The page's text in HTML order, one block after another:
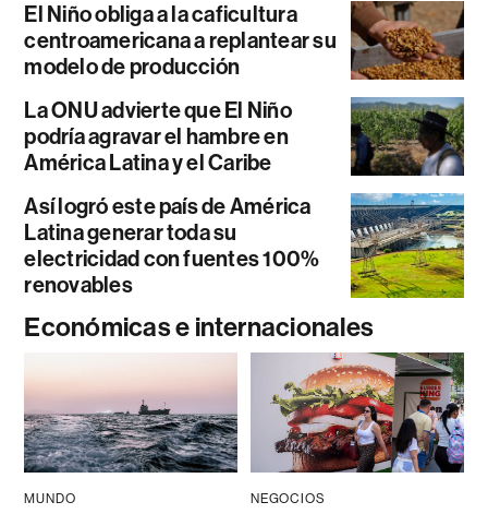
El Niño obliga a la caficultura
centroamericana a replantear su
modelo de producción
La ONU advierte que El Niño
podría agravar el hambre en
América Latina y el Caribe
Así logró este país de América
Latina generar toda su
electricidad con fuentes 100%
renovables
Económicas e internacionales
MUNDO NEGOCIOS